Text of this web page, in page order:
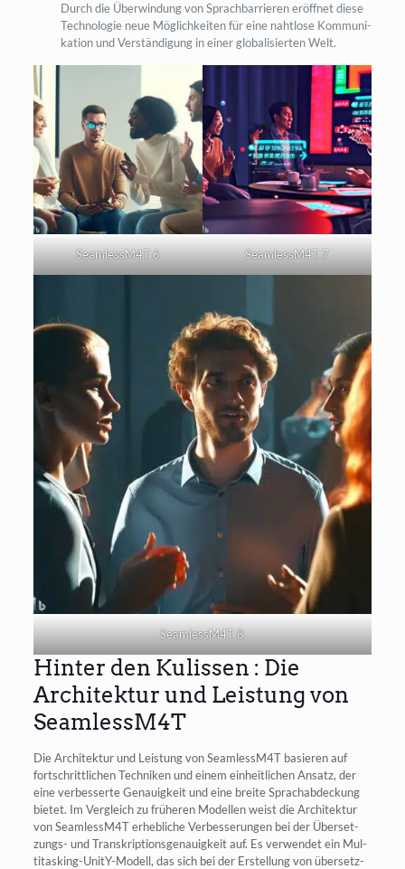
Durch die Über­win­dung von Sprach­bar­rie­ren eröff­net die­se
Tech­no­lo­gie neue Mög­lich­kei­ten für eine naht­lo­se Kom­mu­ni­
ka­ti­on und Ver­stän­di­gung in einer glo­ba­li­sier­ten Welt.
SeamlessM4T 6 SeamlessM4T 7
SeamlessM4T 8
Hinter den Kulissen : Die
Architektur und Leistung von
SeamlessM4T
Die Archi­tek­tur und Leis­tung von SeamlessM4T basie­ren auf
fort­schritt­li­chen Tech­ni­ken und einem ein­heit­li­chen Ansatz, der
eine ver­bes­ser­te Genau­ig­keit und eine brei­te Sprach­ab­de­ckung
bie­tet. Im Ver­gleich zu frü­he­ren Model­len weist die Archi­tek­tur
von SeamlessM4T erheb­li­che Ver­bes­se­run­gen bei der Über­set­
zungs- und Tran­skrip­ti­ons­ge­nau­ig­keit auf. Es ver­wen­det ein Mul­
ti­tas­king-UnitY-Modell, das sich bei der Erstel­lung von über­setz­